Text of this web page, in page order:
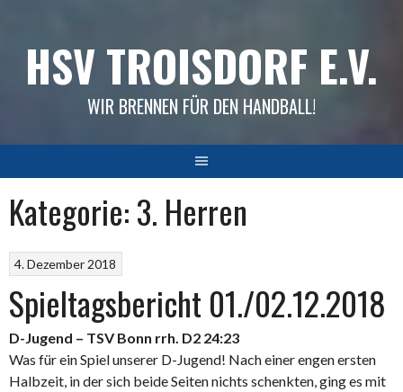
HSV TROISDORF E.V.
WIR BRENNEN FÜR DEN HANDBALL!
Kategorie:3. Herren
4. Dezember 2018
Spieltagsbericht 01./02.12.2018
D-Jugend – TSV Bonn rrh. D2 24:23
Was für ein Spiel unserer D-Jugend! Nach einer engen ersten
Halbzeit, in der sich beide Seiten nichts schenkten, ging es mit